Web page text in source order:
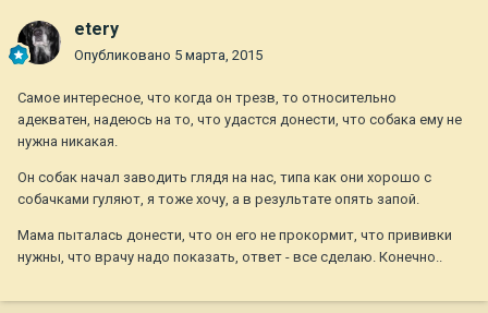
etery
Опубликовано 5 марта, 2015
Самое интересное, что когда он трезв, то относительно
адекватен, надеюсь на то, что удастся донести, что собака ему не
нужна никакая.
Он собак начал заводить глядя на нас, типа как они хорошо с
собачками гуляют, я тоже хочу, а в результате опять запой.
Мама пыталась донести, что он его не прокормит, что прививки
нужны, что врачу надо показать, ответ - все сделаю. Конечно..